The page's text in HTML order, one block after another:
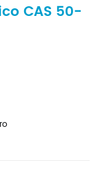
CAS 50-